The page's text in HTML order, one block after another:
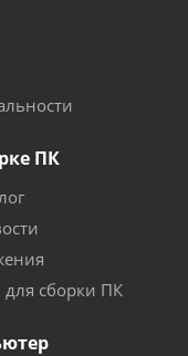
ПК
сборки ПК